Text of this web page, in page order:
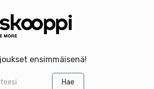
ensimmäisenä!
Hae